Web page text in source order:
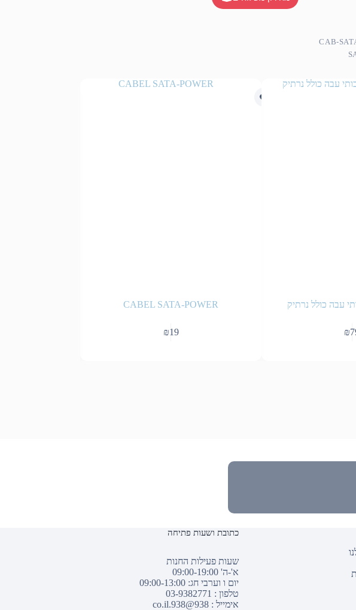
CAB-
עבה כולל נרתיק
₪
CABEL SATA-POWER
₪19
כתובת ושעות פתיחה
שעות פעילות החנות
א'-ה' 09:00-19:00
יום ו וערבי חג: 09:00-13:00
טלפון : 03-9382771
אימייל : 938@938.co.il